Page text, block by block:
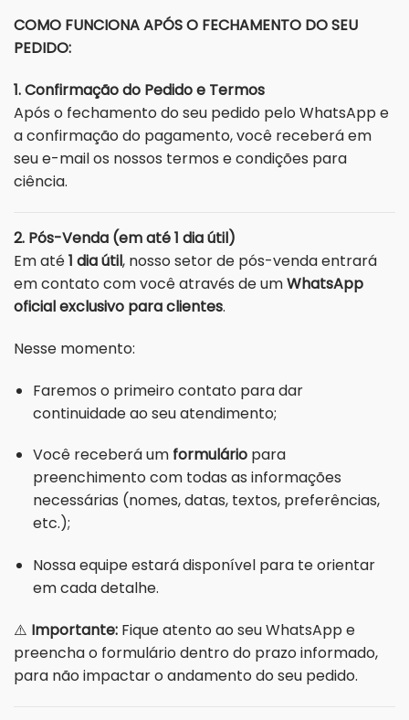
COMO FUNCIONA APÓS O FECHAMENTO DO SEU
PEDIDO:
1. Confirmação do Pedido e Termos
Após o fechamento do seu pedido pelo WhatsApp e
a confirmação do pagamento, você receberá em
seu e-mail os nossos termos e condições para
ciência.
2. Pós-Venda (em até 1 dia útil)
Em até1 dia útil, nosso setor de pós-venda entrará
em contato com você através de umWhatsApp
oficial exclusivo para clientes.
Nesse momento:
Faremos o primeiro contato para dar
continuidade ao seu atendimento;
Você receberá um formuláriopara
preenchimento com todas as informações
necessárias (nomes, datas, textos, preferências,
etc.);
Nossa equipe estará disponível para te orientar
em cada detalhe.
⚠️ Importante: Fique atento ao seu WhatsApp e
preencha o formulário dentro do prazo informado,
para não impactar o andamento do seu pedido.